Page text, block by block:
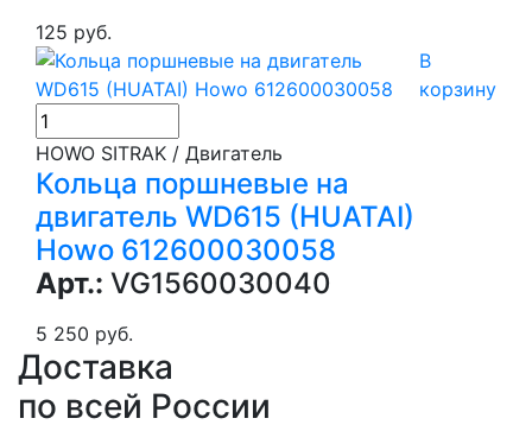
125 руб.
В
корзину
HOWO SITRAK / Двигатель
Кольца поршневые на
двигатель WD615 (HUATAI)
Howo 612600030058
Арт.: VG1560030040
5 250 руб.
Доставка
по всей России